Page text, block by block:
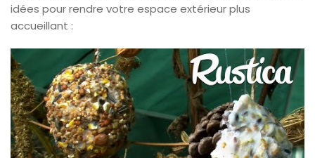
idées pour rendre votre espace extérieur plus
accueillant :